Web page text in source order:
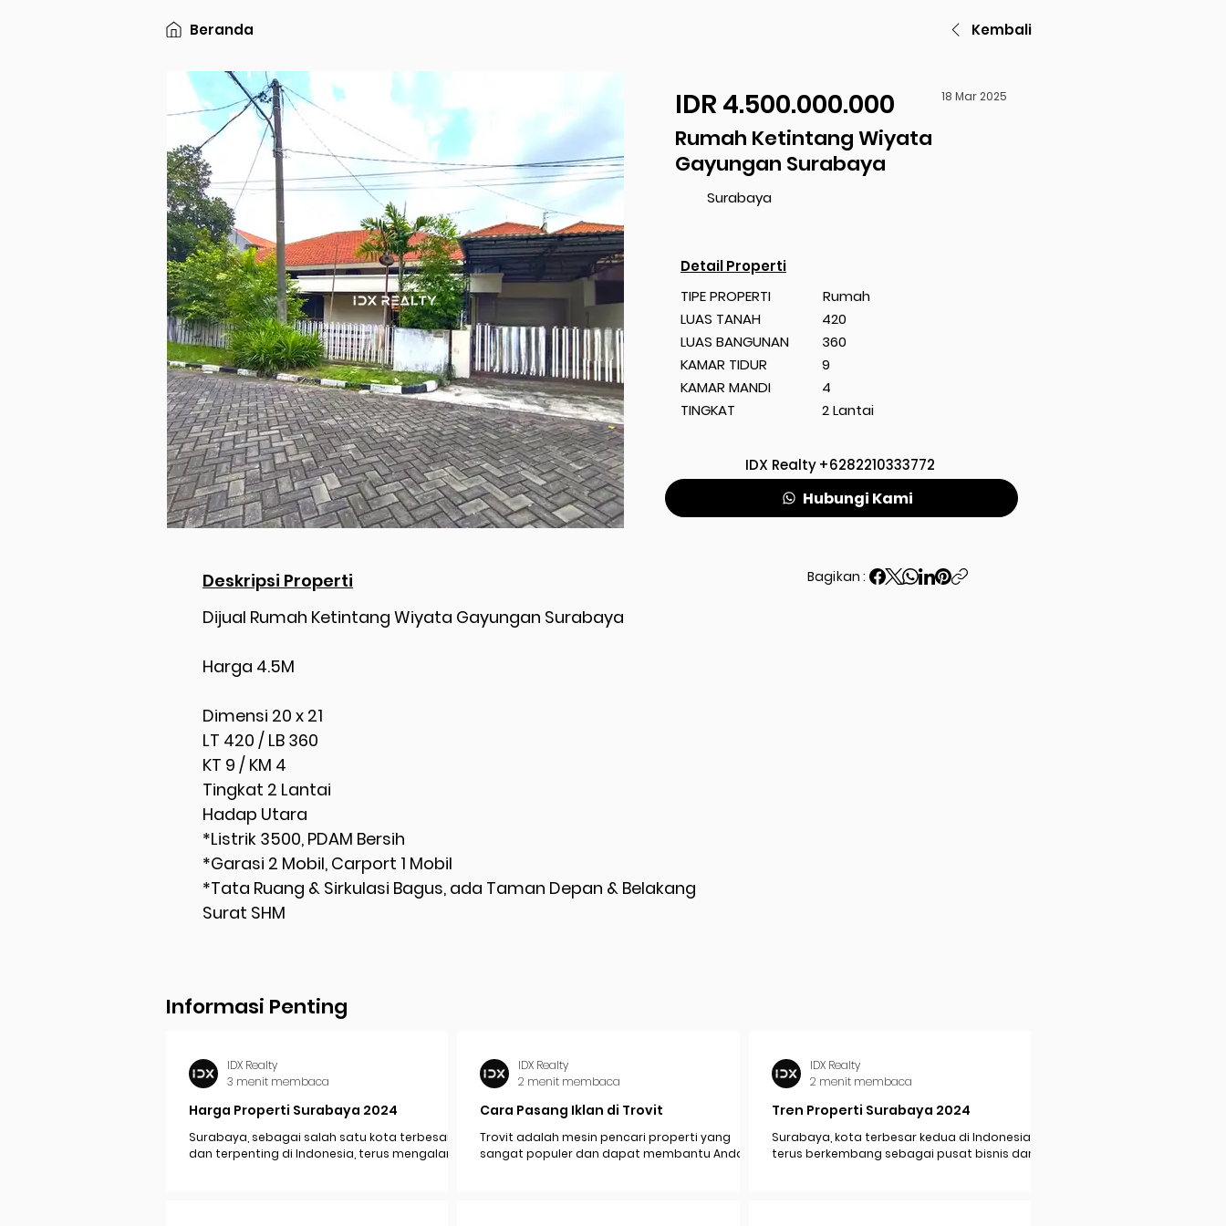
Beranda Kembali
IDR 4.500.000.000 18 Mar 2025
Rumah Ketintang Wiyata
Gayungan Surabaya
Surabaya
Detail Properti
TIPE PROPERTI
LUAS TANAH
LUAS BANGUNAN
KAMAR TIDUR
KAMAR MANDI
TINGKAT
Rumah
420
360
9
4
2 Lantai
IDX Realty+6282210333772
Hubungi Kami
Deskripsi Properti Bagikan :
Dijual Rumah Ketintang Wiyata Gayungan Surabaya
Harga 4.5M
Dimensi 20 x 21
LT 420 / LB 360
KT 9 / KM 4
Tingkat 2 Lantai
Hadap Utara
*Listrik 3500, PDAM Bersih
*Garasi 2 Mobil, Carport 1 Mobil
*Tata Ruang & Sirkulasi Bagus, ada Taman Depan & Belakang
Surat SHM
Informasi Penting
Harga Properti Surabaya 2024
Surabaya, sebagai salah satu kota terbesar
dan terpenting di Indonesia, terus mengalami
IDX Realty
3 menit membaca
Cara Pasang Iklan di Trovit
Trovit adalah mesin pencari properti yang
sangat populer dan dapat membantu Anda
IDX Realty
2 menit membaca
Tren Properti Surabaya 2024
Surabaya, kota terbesar kedua di Indonesia,
terus berkembang sebagai pusat bisnis dan
IDX Realty
2 menit membaca